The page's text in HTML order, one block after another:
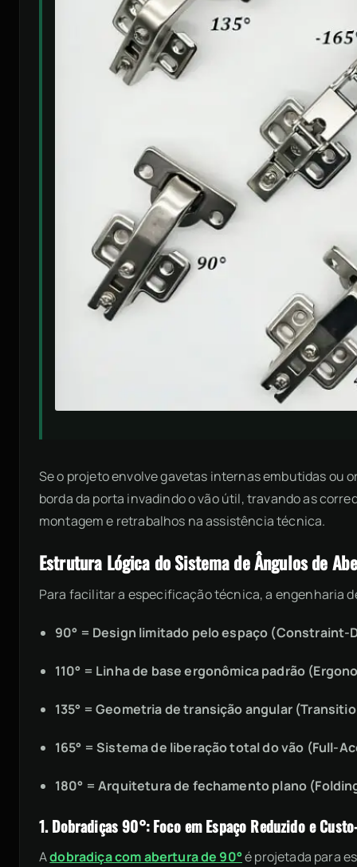
Se o projeto envolve gavetas internas embutidas ou
borda da porta invadindo o vão útil, travando as
montagem e retrabalhos na assistência técnica.
Estrutura Lógica do Sistema de Ângulos de
Para facilitar a especificação técnica, a engenharia
90° = Design limitado pelo espaço (Constraint-
110° = Linha de base ergonômica padrão
135° = Geometria de transição angular
165° = Sistema de liberação total do vão (Full-
180° = Arquitetura de fechamento plano
1. Dobradiças 90°: Foco em Espaço Reduzido e
Adobradiça com abertura de 90°é projetada para